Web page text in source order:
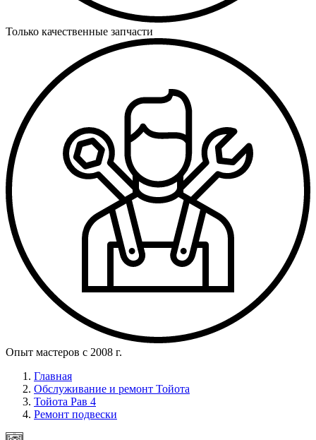
Только качественные запчасти
Опыт мастеров с 2008 г.
Главная
Обслуживание и ремонт Тойота
Тойота Рав 4
Ремонт подвески